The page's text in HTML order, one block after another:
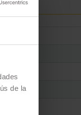
de la